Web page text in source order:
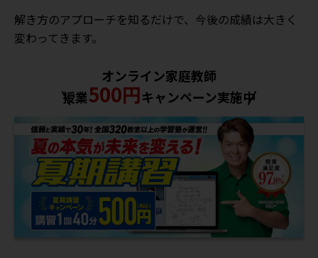
解き方のアプローチを知るだけで、今後の成績は大きく
変わってきます。
オンライン家庭教師
授業500円キャンペーン実施中